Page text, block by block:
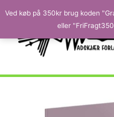
Ved køb på 350kr brug koden
eller